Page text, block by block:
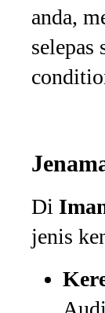
anda,
selepas
Di
jenis